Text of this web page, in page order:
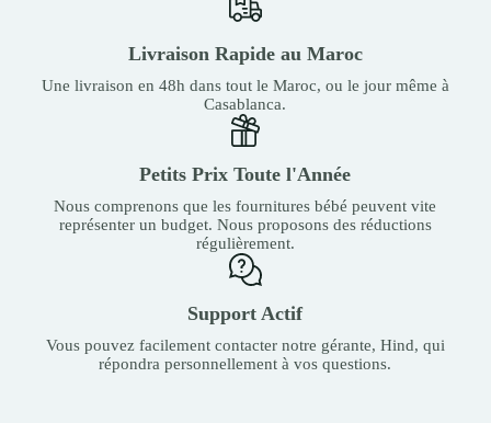
Livraison Rapide au Maroc
Une livraison en 48h dans tout le Maroc, ou le jour même à
Casablanca.
Petits Prix Toute l'Année
Nous comprenons que les fournitures bébé peuvent vite
représenter un budget. Nous proposons des réductions
régulièrement.
Support Actif
Vous pouvez facilement contacter notre gérante, Hind, qui
répondra personnellement à vos questions.